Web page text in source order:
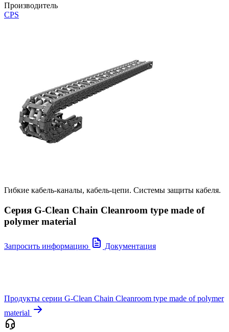
Производитель
CPS
Гибкие кабель-каналы, кабель-цепи. Системы защиты кабеля.
Серия G-Clean Chain Cleanroom type made of
polymer material
Запросить информацию Документация
Продукты серии G-Clean Chain Cleanroom type made of polymer
material